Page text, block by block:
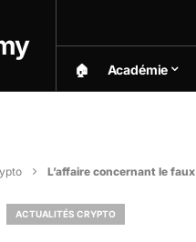
🏠︎ Académie
L’affaire concernant le
ACTUALITÉS CRYPTO